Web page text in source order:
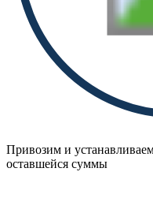
Привозим и
оставшейся суммы